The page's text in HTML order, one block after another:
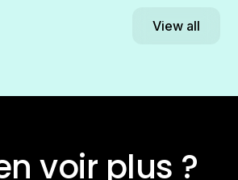
View all
voir plus ?